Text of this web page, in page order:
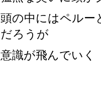
頭の中にはペルー
だろうが
意識が飛んでいく